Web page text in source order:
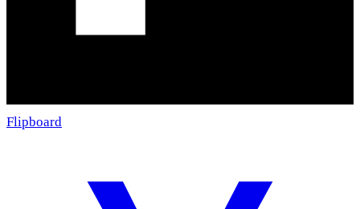
Flipboard